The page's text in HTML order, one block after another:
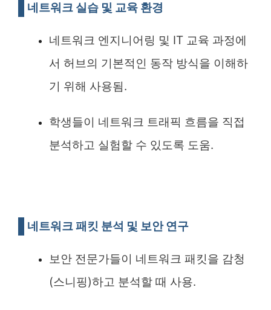
네트워크 실습 및 교육 환경
네트워크 엔지니어링 및 IT 교육 과정에
서 허브의 기본적인 동작 방식을 이해하
기 위해 사용됨.
학생들이 네트워크 트래픽 흐름을 직접
분석하고 실험할 수 있도록 도움.
네트워크 패킷 분석 및 보안 연구
보안 전문가들이 네트워크 패킷을 감청
(스니핑)하고 분석할 때 사용.